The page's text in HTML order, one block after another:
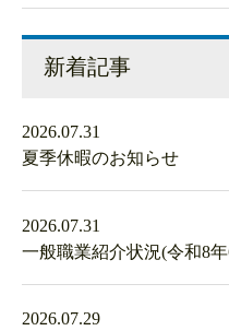
新着記事
2026.07.31
夏季休暇のお知らせ
2026.07.31
一般職業紹介状況(令和8
2026.07.29